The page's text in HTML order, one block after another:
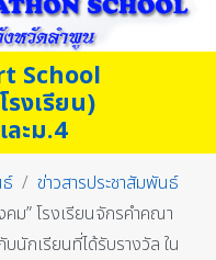
School
รงเรียน)
ะม.4
ข่าวสารประชาสัมพันธ์
ม” โรงเรียนจักรคำคณา
กเรียนที่ได้รับรางวัล ใน